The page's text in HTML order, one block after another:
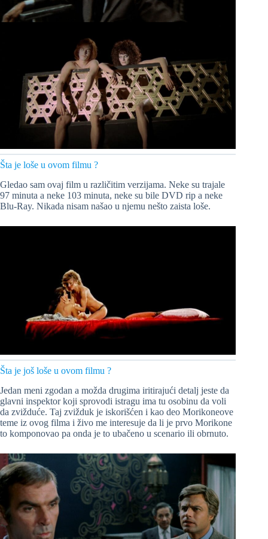
Šta je loše u ovom filmu ?
Gledao sam ovaj film u različitim verzijama. Neke su trajale
97 minuta a neke 103 minuta, neke su bile DVD rip a neke
Blu-Ray. Nikada nisam našao u njemu nešto zaista loše.
Šta je još loše u ovom filmu ?
Jedan meni zgodan a možda drugima iritirajući detalj jeste da
glavni inspektor koji sprovodi istragu ima tu osobinu da voli
da zvižduće. Taj zvižduk je iskorišćen i kao deo Morikoneove
teme iz ovog filma i živo me interesuje da li je prvo Morikone
to komponovao pa onda je to ubačeno u scenario ili obrnuto.